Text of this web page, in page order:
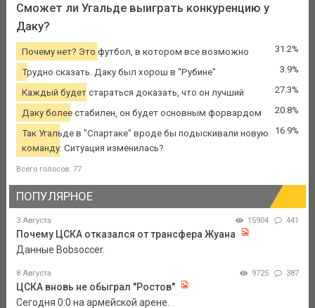
Сможет ли Угальде выиграть конкуренцию у
Даку?
Почему нет? Это футбол, в котором все возможно 31.2%
Трудно сказать. Даку был хорош в "Рубине" 3.9%
Каждый будет стараться доказать, что он лучший 27.3%
Даку более стабилен, он будет основным форвардом 20.8%
Так Угальде в "Спартаке" вроде бы подыскивали новую
команду. Ситуация изменилась?
16.9%
Всего голосов: 77
ПОПУЛЯРНОЕ
3 Августа 15904 441
Почему ЦСКА отказался от трансфера Жуана
Данные Bobsoccer.
8 Августа 9725 387
ЦСКА вновь не обыграл "Ростов"
Сегодня 0:0 на армейской арене.